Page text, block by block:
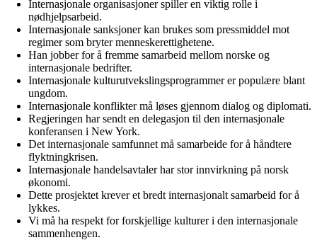
Internasjonale organisasjoner spiller en viktig rolle i
nødhjelpsarbeid.
Internasjonale sanksjoner kan brukes som pressmiddel mot
regimer som bryter menneskerettighetene.
Han jobber for å fremme samarbeid mellom norske og
internasjonale bedrifter.
Internasjonale kulturutvekslingsprogrammer er populære blant
ungdom.
Internasjonale konflikter må løses gjennom dialog og diplomati.
Regjeringen har sendt en delegasjon til den internasjonale
konferansen i New York.
Det internasjonale samfunnet må samarbeide for å håndtere
flyktningkrisen.
Internasjonale handelsavtaler har stor innvirkning på norsk
økonomi.
Dette prosjektet krever et bredt internasjonalt samarbeid for å
lykkes.
Vi må ha respekt for forskjellige kulturer i den internasjonale
sammenhengen.